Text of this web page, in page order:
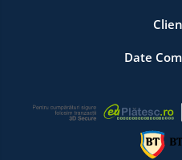
Date